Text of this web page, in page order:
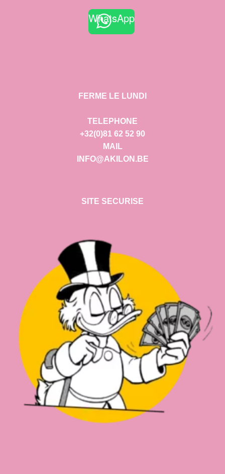
WhatsApp
FERME LE LUNDI
TELEPHONE
+32(0)81 62 52 90
MAIL
INFO@AKILON.BE
SITE SECURISE